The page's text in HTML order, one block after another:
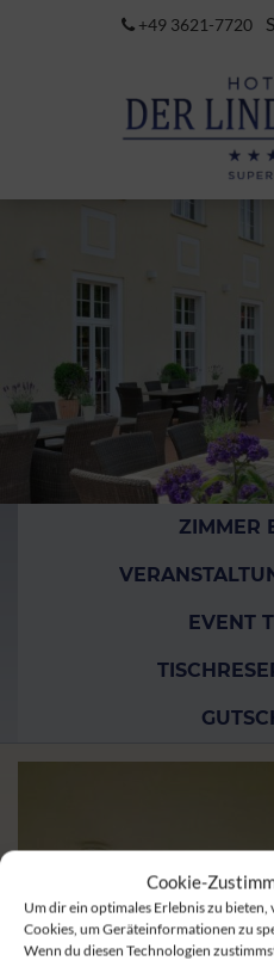
Cookie-
Um dir ein optimales Erlebnis zu
Cookies, um Geräteinformationen zu
Wenn du diesen Technologien
+49 3621-7720
ZIMMER
EVENT